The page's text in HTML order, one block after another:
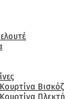
Κουρτίνα Βισκόζ
Κουρτίνα Πλεκτή